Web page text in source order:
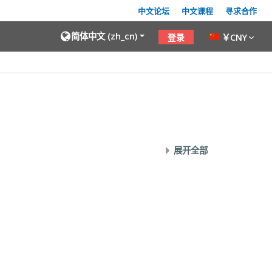
中文论坛 中文课程 寻求合作
简体中文 ‎(zh_cn)‎ 登录 ￥CNY
展开全部